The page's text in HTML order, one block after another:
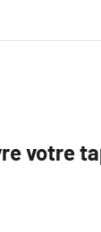
votre